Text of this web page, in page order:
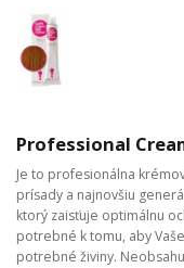
Professional
Je to profesionálna
prísady a najnovšiu
ktorý zaisťuje optimálnu
potrebné k tomu, aby
potrebné živiny.